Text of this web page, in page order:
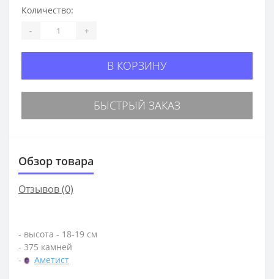
Количество:
- +
В КОРЗИНУ
БЫСТРЫЙ ЗАКАЗ
Обзор товара
Отзывов (0)
- высота - 18-19 см
- 375 камней
-
Аметист